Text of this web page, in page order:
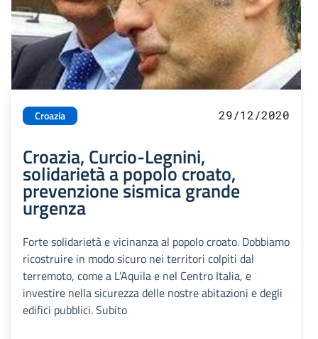
Croazia 29/12/2020
Croazia, Curcio-Legnini,
solidarietà a popolo croato,
prevenzione sismica grande
urgenza
Forte solidarietà e vicinanza al popolo croato. Dobbiamo
ricostruire in modo sicuro nei territori colpiti dal
terremoto, come a L’Aquila e nel Centro Italia, e
investire nella sicurezza delle nostre abitazioni e degli
edifici pubblici. Subito